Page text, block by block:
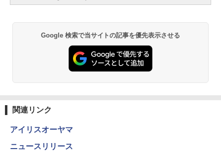
Google 検索で当サイトの記事を優先表示させる
関連リンク
アイリスオーヤマ
ニュースリリース